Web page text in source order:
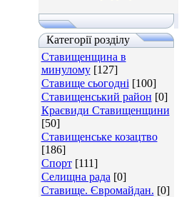
Категорії розділу
Ставищенщина в
минулому [127]
Ставище сьогодні [100]
Ставищенський район [0]
Краєвиди Ставищенщини
[50]
Ставищенське козацтво
[186]
Спорт [111]
Селищна рада [0]
Ставище. Євромайдан. [0]